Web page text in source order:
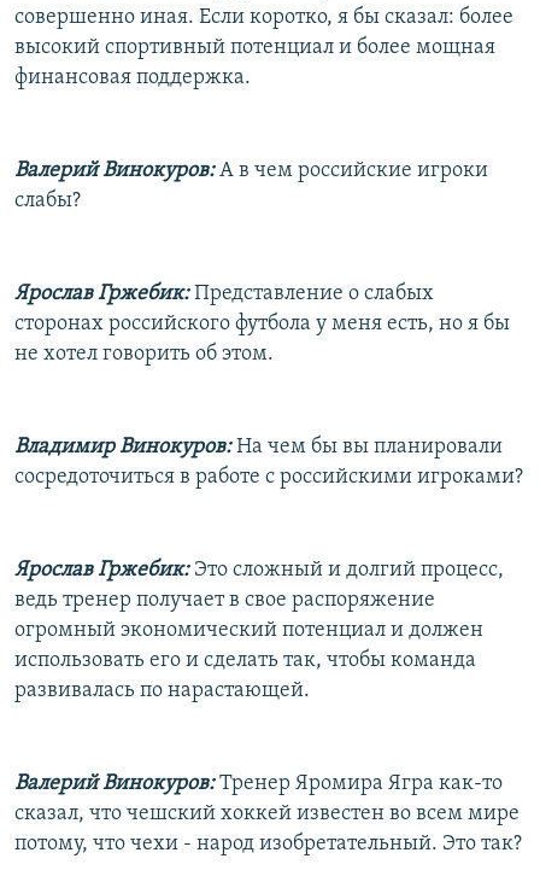
совершенно иная. Если коротко, я бы сказал: более
высокий спортивный потенциал и более мощная
финансовая поддержка.
Валерий Винокуров:А в чем российские игроки
слабы?
Ярослав Гржебик:Представление о слабых
сторонах российского футбола у меня есть, но я бы
не хотел говорить об этом.
Владимир Винокуров:На чем бы вы планировали
сосредоточиться в работе с российскими игроками?
Ярослав Гржебик:Это сложный и долгий процесс,
ведь тренер получает в свое распоряжение
огромный экономический потенциал и должен
использовать его и сделать так, чтобы команда
развивалась по нарастающей.
Валерий Винокуров:Тренер Яромира Ягра как-то
сказал, что чешский хоккей известен во всем мире
потому, что чехи - народ изобретательный. Это так?